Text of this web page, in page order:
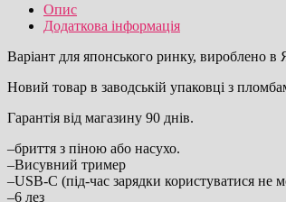
старих
ARC6
ES-
LS6A-
і
LS8A-
K)
/
6
Опис
Додаткова інформація
Варіант для японського ринку, вироблено в
Новий товар в заводській упаковці з
Гарантія від магазину 90 днів.
–бриття з піною або насухо.
–Висувний тример
–USB-C (під-час зарядки користуватися не
–6 лез